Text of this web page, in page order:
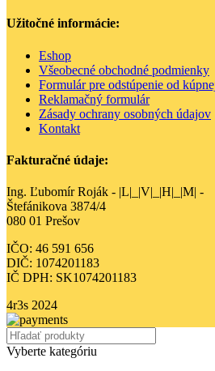
Užitočné informácie:
Eshop
Všeobecné obchodné podmienky
Formulár pre odstúpenie od
Reklamačný formulár
Zásady ochrany osobných údajov
Kontakt
Fakturačné údaje:
Ing. Ľubomír Roják - |L|_|V|_|H|_|M| -
Štefánikova 3874/4
080 01 Prešov
IČO: 46 591 656
DIČ: 1074201183
IČ DPH: SK1074201183
4r3s 2024
Vyberte kategóriu